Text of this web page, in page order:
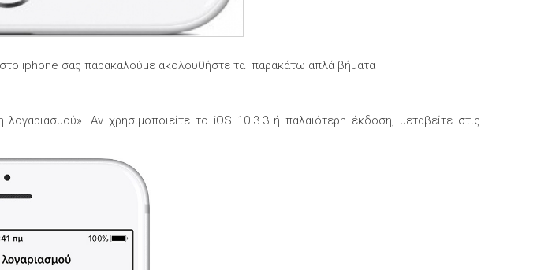
στο iphone σας παρακαλούμε ακολουθήστε τα παρακάτω απλά βήματα
Αν χρησιμοποιείτε το iOS 10.3.3 ή παλαιότερη έκδοση, μεταβείτε στις